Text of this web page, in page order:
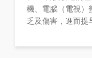
機、電腦（電視）
乏及傷害，進而提